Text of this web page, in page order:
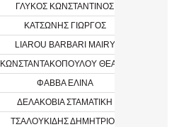
ΓΛΥΚΟΣ ΚΩΝΣΤΑΝΤΙΝΟΣ
ΚΑΤΣΩΝΗΣ ΓΙΩΡΓΟΣ
LIAROU BARBARI MAIRY
ΚΩΝΣΤΑΝΤΑΚΟΠΟΥΛΟΥ ΘΕΑΝΩ
ΦΑΒΒΑ ΕΛΙΝΑ
ΔΕΛΑΚΟΒΙΑ ΣΤΑΜΑΤΙΚΗ
ΤΣΑΛΟΥΚΙΔΗΣ ΔΗΜΗΤΡΙΟΣ